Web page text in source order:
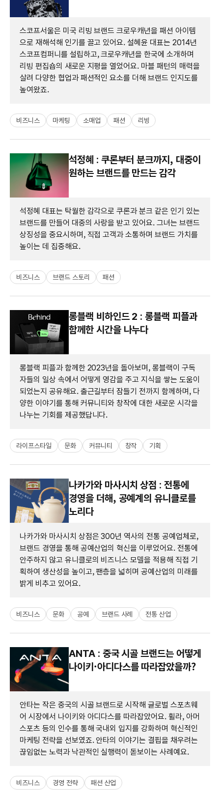
스코프서울은 미국 리빙 브랜드 크로우캐년을 패션 아이템
으로 재해석해 인기를 끌고 있어요. 설혜윤 대표는 2014년
스코프컴퍼니를 설립하고, 크로우캐년을 한국에 소개하며
리빙 편집숍의 새로운 지평을 열었어요. 마블 패턴의 매력을
살려 다양한 협업과 패션적인 요소를 더해 브랜드 인지도를
높여왔죠.
비즈니스 마케팅 소매업 패션 리빙
석정혜 : 쿠론부터 분크까지, 대중이
원하는 브랜드를 만드는 감각
석정혜 대표는 탁월한 감각으로 쿠론과 분크 같은 인기 있는
브랜드를 만들어 대중의 사랑을 받고 있어요. 그녀는 브랜드
상징성을 중요시하며, 직접 고객과 소통하며 브랜드 가치를
높이는 데 집중해요.
비즈니스 브랜드 스토리 패션
롱블랙 비하인드 2 : 롱블랙 피플과
함께한 시간을 나누다
롱블랙 피플과 함께한 2023년을 돌아보며, 롱블랙이 구독
자들의 일상 속에서 어떻게 영감을 주고 지식을 쌓는 도움이
되었는지 공유해요. 출근길부터 잠들기 전까지 함께하며, 다
양한 이야기를 통해 커뮤니티와 창작에 대한 새로운 시각을
나누는 기회를 제공했답니다.
라이프스타일 문화 커뮤니티 창작 기획
나카가와 마사시치 상점 : 전통에
경영을 더해, 공예계의 유니클로를
노리다
나카가와 마사시치 상점은 300년 역사의 전통 공예업체로,
브랜드 경영을 통해 공예산업의 혁신을 이루었어요. 전통에
안주하지 않고 유니클로의 비즈니스 모델을 적용해 직접 기
획하여 생산성을 높이고, 팬층을 넓히며 공예산업의 미래를
밝게 비추고 있어요.
비즈니스 문화 공예 브랜드 사례 전통 산업
ANTA : 중국 시골 브랜드는 어떻게
나이키·아디다스를 따라잡았을까?
안타는 작은 중국의 시골 브랜드로 시작해 글로벌 스포츠웨
어 시장에서 나이키와 아디다스를 따라잡았어요. 휠라, 아머
스포츠 등의 인수를 통해 국내외 입지를 강화하며 혁신적인
마케팅 전략을 선보였죠. 안타의 이야기는 결핍을 채우려는
끊임없는 노력과 낙관적인 실행력이 돋보이는 사례예요.
비즈니스 경영 전략 패션 산업